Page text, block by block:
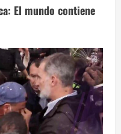
El mundo contiene